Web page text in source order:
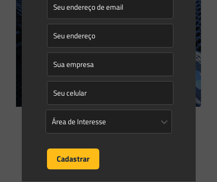
Gleyse Gulin on
05/09/2018
Como licenciar meu empreendimento imobiliário no Estado
A Secretaria de Estado do Meio Ambiente e Recursos
Hídricos do Estado do Paraná (SEMA) editou recentemente